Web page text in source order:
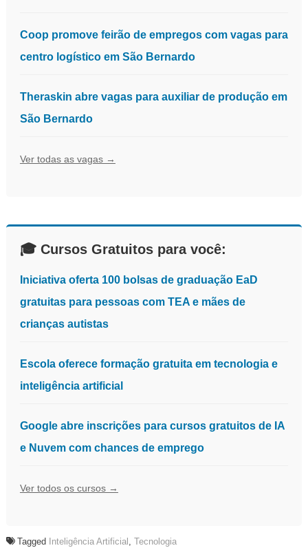
Coop promove feirão de empregos com vagas para
centro logístico em São Bernardo
Theraskin abre vagas para auxiliar de produção em
São Bernardo
Ver todas as vagas →
🎓 Cursos Gratuitos para você:
Iniciativa oferta 100 bolsas de graduação EaD
gratuitas para pessoas com TEA e mães de
crianças autistas
Escola oferece formação gratuita em tecnologia e
inteligência artificial
Google abre inscrições para cursos gratuitos de IA
e Nuvem com chances de emprego
Ver todos os cursos →
Tagged Inteligência Artificial , Tecnologia